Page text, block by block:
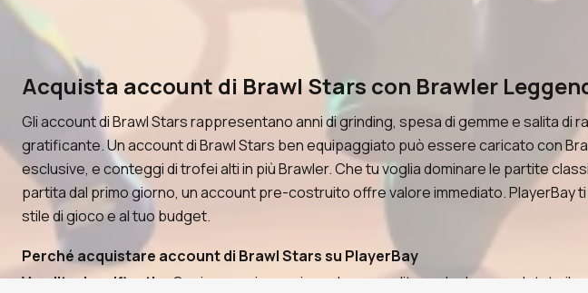
Acquista account di Brawl Stars con Brawler
Gli account di Brawl Stars rappresentano anni di grinding, spesa di gemme e salita
gratificante. Un account di Brawl Stars ben equipaggiato può essere caricato con
esclusive, e conteggi di trofei alti in più Brawler. Che tu voglia dominare le partite
partita dal primo giorno, un account pre-costruito offre valore immediato.
stile di gioco e al tuo budget.
Perché acquistare account di Brawl Stars su PlayerBay
Venditori verificati— Ogni annuncio proviene da un venditore che ha completato il